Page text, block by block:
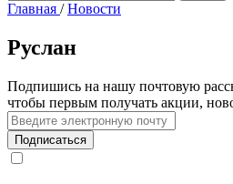
Главная / Новости
Руслан
Подпишись на нашу почтовую
чтобы первым получать акции,
Подписаться